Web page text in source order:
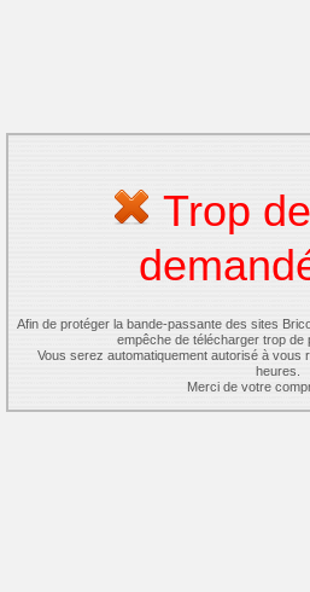
Trop
Afin de protéger la bande-passante des sites
empêche de télécharger trop de
Vous serez automatiquement autorisé à vous
heures.
Merci de votre